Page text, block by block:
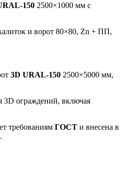
150 2500×1000 мм с
и ворот 80×80, Zn + ПП,
3D URAL-150 2500×5000 мм,
ограждений, включая
требованиям ГОСТ и внесена в
.